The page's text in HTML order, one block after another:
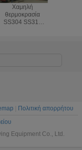
Χαμηλή
θερμοκρασία
SS304 SS316
Πολιτική απορρήτου
Equipment Co., Ltd.